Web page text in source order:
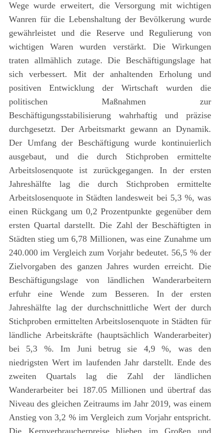
Wege wurde erweitert, die Versorgung mit wichtigen
Wanren für die Lebenshaltung der Bevölkerung wurde
gewährleistet und die Reserve und Regulierung von
wichtigen Waren wurden verstärkt. Die Wirkungen
traten allmählich zutage. Die Beschäftigungslage hat
sich verbessert. Mit der anhaltenden Erholung und
positiven Entwicklung der Wirtschaft wurden die
politischen Maßnahmen zur
Beschäftigungsstabilisierung wahrhaftig und präzise
durchgesetzt. Der Arbeitsmarkt gewann an Dynamik.
Der Umfang der Beschäftigung wurde kontinuierlich
ausgebaut, und die durch Stichproben ermittelte
Arbeitslosenquote ist zurückgegangen. In der ersten
Jahreshälfte lag die durch Stichproben ermittelte
Arbeitslosenquote in Städten landesweit bei 5,3 %, was
einen Rückgang um 0,2 Prozentpunkte gegenüber dem
ersten Quartal darstellt. Die Zahl der Beschäftigten in
Städten stieg um 6,78 Millionen, was eine Zunahme um
240.000 im Vergleich zum Vorjahr bedeutet. 56,5 % der
Zielvorgaben des ganzen Jahres wurden erreicht. Die
Beschäftigungslage von ländlichen Wanderarbeitern
erfuhr eine Wende zum Besseren. In der ersten
Jahreshälfte lag der durchschnittliche Wert der durch
Stichproben ermittelten Arbeitslosenquote in Städten für
ländliche Arbeitskräfte (hauptsächlich Wanderarbeiter)
bei 5,3 %. Im Juni betrug sie 4,9 %, was den
niedrigsten Wert im laufenden Jahr darstellt. Ende des
zweiten Quartals lag die Zahl der ländlichen
Wanderarbeiter bei 187.05 Millionen und übertraf das
Niveau des gleichen Zeitraums im Jahr 2019, was einem
Anstieg von 3,2 % im Vergleich zum Vorjahr entspricht.